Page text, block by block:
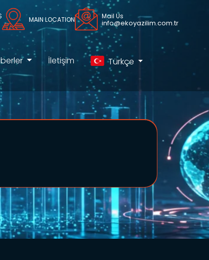
MAIN LOCATION Mail Us
info@ekoyazilim.com.tr
İletişim Türkçe